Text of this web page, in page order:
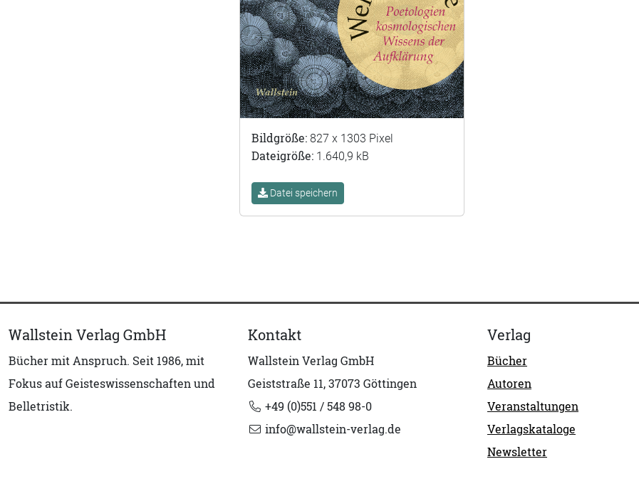
Bildgröße: 827 x 1303 Pixel
Dateigröße: 1.640,9 kB
Datei speichern
Wallstein Verlag GmbH
Bücher mit Anspruch. Seit 1986, mit
Fokus auf Geisteswissenschaften und
Belletristik.
Kontakt
Wallstein Verlag GmbH
Geiststraße 11, 37073 Göttingen
+49 (0)551 / 548 98-0
info@wallstein-verlag.de
Verlag
Bücher
Autoren
Veranstaltungen
Verlagskataloge
Newsletter